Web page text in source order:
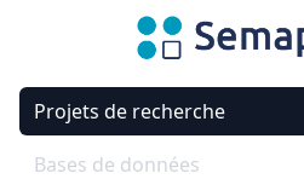
Projets de recherche
Bases de données